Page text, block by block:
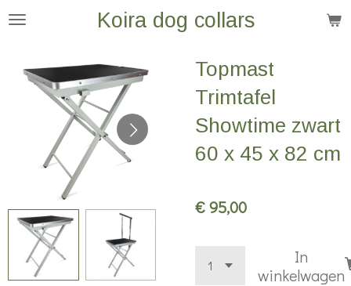
Ga
hoofdinhoud
Koira dog collars
Topmast
Trimtafel
Showtime zwart
60 x 45 x 82 cm
€ 95,00
In
winkelwagen